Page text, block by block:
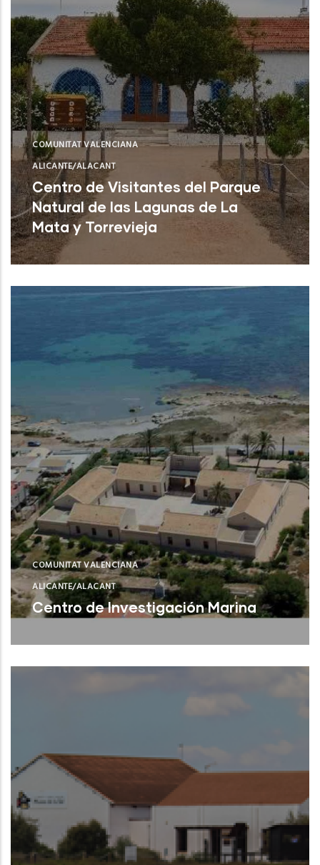
COMUNITAT VALENCIANA
ALICANTE/ALACANT
Centro de Visitantes del Parque
Natural de las Lagunas de La
Mata y Torrevieja
Torrevieja (Alicante)
COMUNITAT VALENCIANA
ALICANTE/ALACANT
Centro de Investigación Marina
Santa Pola (Alicante)